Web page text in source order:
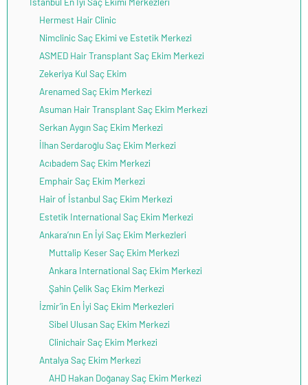
Hermest Hair Clinic
Nimclinic Saç Ekimi ve Estetik Merkezi
ASMED Hair Transplant Saç Ekim Merkezi
Zekeriya Kul Saç Ekim
Arenamed Saç Ekim Merkezi
Asuman Hair Transplant Saç Ekim Merkezi
Serkan Aygın Saç Ekim Merkezi
İlhan Serdaroğlu Saç Ekim Merkezi
Acıbadem Saç Ekim Merkezi
Emphair Saç Ekim Merkezi
Hair of İstanbul Saç Ekim Merkezi
Estetik International Saç Ekim Merkezi
Ankara’nın En İyi Saç Ekim Merkezleri
Muttalip Keser Saç Ekim Merkezi
Ankara International Saç Ekim Merkezi
Şahin Çelik Saç Ekim Merkezi
İzmir’in En İyi Saç Ekim Merkezleri
Sibel Ulusan Saç Ekim Merkezi
Clinichair Saç Ekim Merkezi
Antalya Saç Ekim Merkezi
AHD Hakan Doğanay Saç Ekim Merkezi